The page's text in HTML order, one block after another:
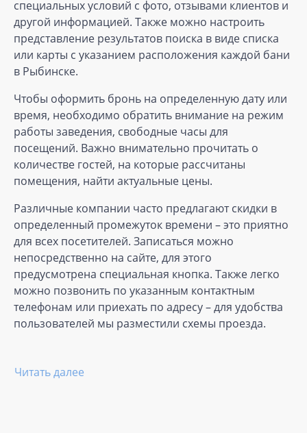
специальных условий с фото, отзывами клиентов и
другой информацией. Также можно настроить
представление результатов поиска в виде списка
или карты с указанием расположения каждой бани
в Рыбинске.
Чтобы оформить бронь на определенную дату или
время, необходимо обратить внимание на режим
работы заведения, свободные часы для
посещений. Важно внимательно прочитать о
количестве гостей, на которые рассчитаны
помещения, найти актуальные цены.
Различные компании часто предлагают скидки в
определенный промежуток времени – это приятно
для всех посетителей. Записаться можно
непосредственно на сайте, для этого
предусмотрена специальная кнопка. Также легко
можно позвонить по указанным контактным
телефонам или приехать по адресу – для удобства
пользователей мы разместили схемы проезда.
Читать далее